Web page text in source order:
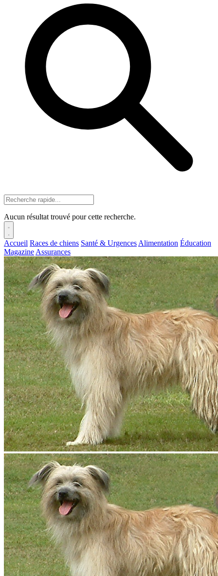
Aucun résultat trouvé pour cette recherche.
Accueil Races de chiens Santé & Urgences Alimentation Éducation
Magazine Assurances